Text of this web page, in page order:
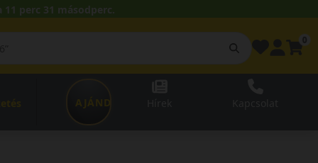
11 perc 30 másodperc.
AJÁNDÉKUTALVÁNY